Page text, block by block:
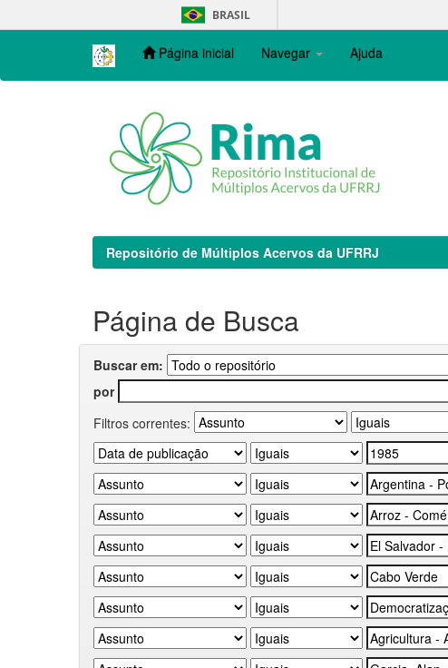
navigation
BRASIL
Página inicial Navegar Ajuda
Repositório de Múltiplos Acervos da UFRRJ
Página de Busca
Buscar em:
por
Filtros correntes: